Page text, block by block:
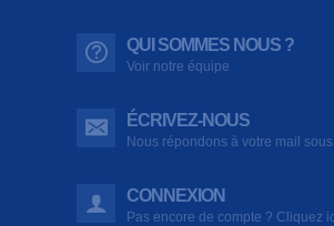
QUI SOMMES NOUS ?
Voir notre équipe
ÉCRIVEZ-NOUS
Nous répondons à votre mail
CONNEXION
Pas encore de compte ? Cliquez